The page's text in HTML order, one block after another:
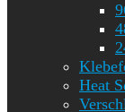
Heat